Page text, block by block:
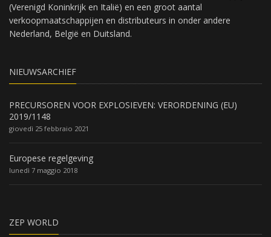
(Verenigd Koninkrijk en Italië) en een groot aantal
verkoopmaatschappijen en distributeurs in onder andere
Nederland, België en Duitsland.
NIEUWSARCHIEF
PRECURSOREN VOOR EXPLOSIEVEN: VERORDENING (EU)
2019/1148
giovedì 25 febbraio 2021
Europese regelgeving
lunedì 7 maggio 2018
ZEP WORLD